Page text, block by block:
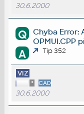
30.6.2000
Q
Chyba Error:
OPMUI.CPP
A Tip 352
VIZ
* CAD
30.6.2000